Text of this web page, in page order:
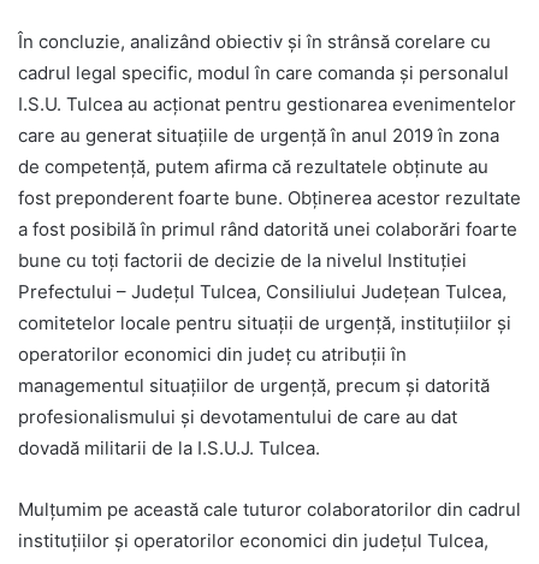
În concluzie, analizând obiectiv şi în strânsă corelare cu
cadrul legal specific, modul în care comanda şi personalul
I.S.U. Tulcea au acţionat pentru gestionarea evenimentelor
care au generat situaţiile de urgenţă în anul 2019 în zona
de competenţă, putem afirma că rezultatele obţinute au
fost preponderent foarte bune. Obţinerea acestor rezultate
a fost posibilă în primul rând datorită unei colaborări foarte
bune cu toţi factorii de decizie de la nivelul Instituţiei
Prefectului – Judeţul Tulcea, Consiliului Judeţean Tulcea,
comitetelor locale pentru situaţii de urgenţă, instituţiilor şi
operatorilor economici din judeţ cu atribuţii în
managementul situaţiilor de urgenţă, precum şi datorită
profesionalismului şi devotamentului de care au dat
dovadă militarii de la I.S.U.J. Tulcea.
Mulţumim pe această cale tuturor colaboratorilor din cadrul
instituţiilor şi operatorilor economici din judeţul Tulcea,